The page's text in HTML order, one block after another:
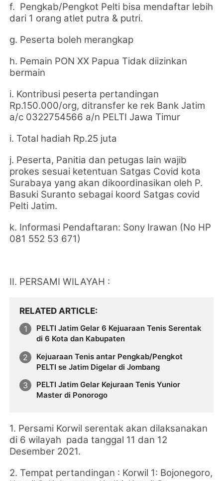
f. Pengkab/Pengkot Pelti bisa mendaftar lebih
dari 1 orang atlet putra & putri.
g. Peserta boleh merangkap
h. Pemain PON XX Papua Tidak diizinkan
bermain
i. Kontribusi peserta pertandingan
Rp.150.000/org, ditransfer ke rek Bank Jatim
a/c 0322754566 a/n PELTI Jawa Timur
i. Total hadiah Rp.25 juta
j. Peserta, Panitia dan petugas lain wajib
prokes sesuai ketentuan Satgas Covid kota
Surabaya yang akan dikoordinasikan oleh P.
Basuki Suranto sebagai koord Satgas covid
Pelti Jatim.
k. Informasi Pendaftaran: Sony Irawan (No HP
081 552 53 671)
II. PERSAMI WILAYAH :
RELATED ARTICLE
PELTI Jatim Gelar 6 Kejuaraan Tenis Serentak
di 6 Kota dan Kabupaten
Kejuaraan Tenis antar Pengkab/Pengkot
PELTI se Jatim Digelar di Jombang
PELTI Jatim Gelar Kejuraan Tenis Yunior
Master di Ponorogo
1. Persami Korwil serentak akan dilaksanakan
di 6 wilayah pada tanggal 11 dan 12
Desember 2021.
2. Tempat pertandingan : Korwil 1: Bojonegoro,